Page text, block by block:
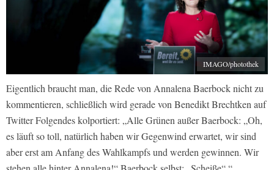
IMAGO/photothek
Eigentlich braucht man, die Rede von Annalena Baerbock nicht zu
kommentieren, schließlich wird gerade von Benedikt Brechtken auf
Twitter Folgendes kolportiert: „Alle Grünen außer Baerbock: „Oh,
es läuft so toll, natürlich haben wir Gegenwind erwartet, wir sind
aber erst am Anfang des Wahlkampfs und werden gewinnen. Wir